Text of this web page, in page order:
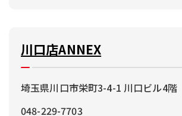
川口店ANNEX
埼玉県川口市栄町3-4-1 川口ビル4階
048-229-7703